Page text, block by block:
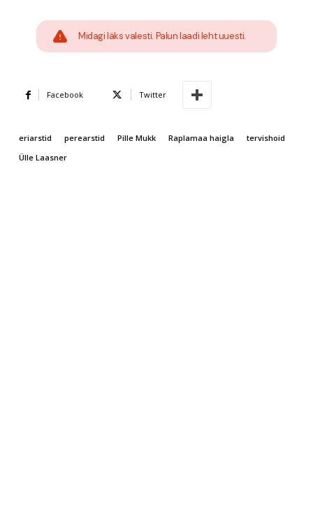
Midagi läks valesti. Palun laadi leht uuesti.
Facebook Twitter
eriarstid perearstid Pille Mukk Raplamaa haigla
tervishoid
Ülle Laasner